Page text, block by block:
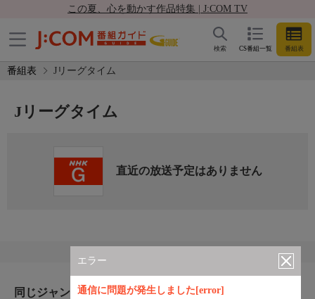
この夏、心を動かす作品特集 | J:COM TV
CS番組一覧 番組表
検索
番組表 Jリーグタイム
エラー
通信に問題が発生しました[error]
Jリーグタイム
直近の放送予定はありません
同じジャンルのおすすめ番組